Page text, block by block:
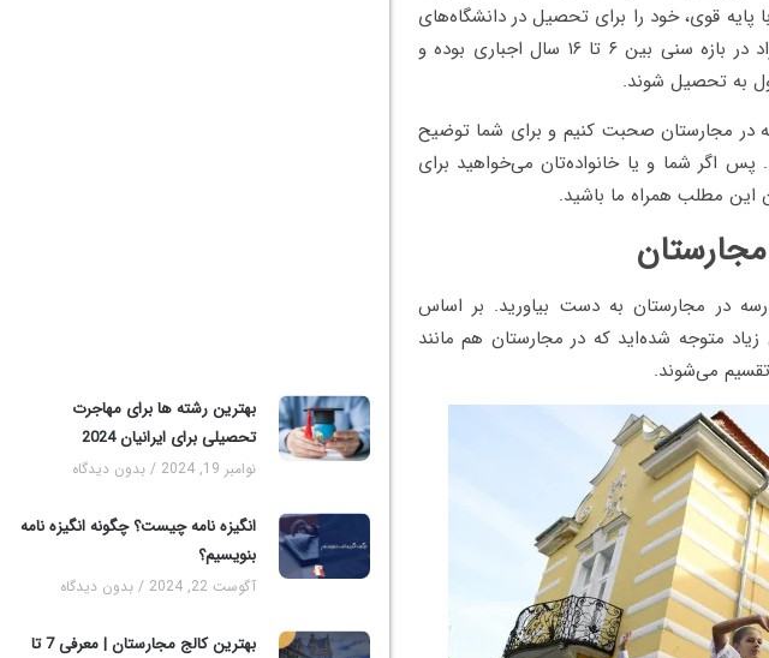
قوی، خود را برای تحصیل در دانشگاه‌های
برای همه افراد در بازه سنی بین ۶ تا ۱۶ سال اجباری بوده و
به تحصیل شوند.
در مجارستان صحبت کنیم و برای شما توضیح
اگر شما و یا خانواده‌تان می‌خواهید برای
این مطلب همراه ما باشید.
در مجارستان به دست بیاورید. بر اساس
زیاد متوجه شده‌اید که در مجارستان هم مانند
می‌شوند.
بهترین رشته ها برای مهاجرت
تحصیلی برای ایرانیان 2024
نوامبر 19, 2024 بدون دیدگاه
انگیزه نامه چیست؟ چگونه انگیزه نامه
بنویسیم؟
آگوست 22, 2024 بدون دیدگاه
بهترین کالج مجارستان | معرفی 7 تا